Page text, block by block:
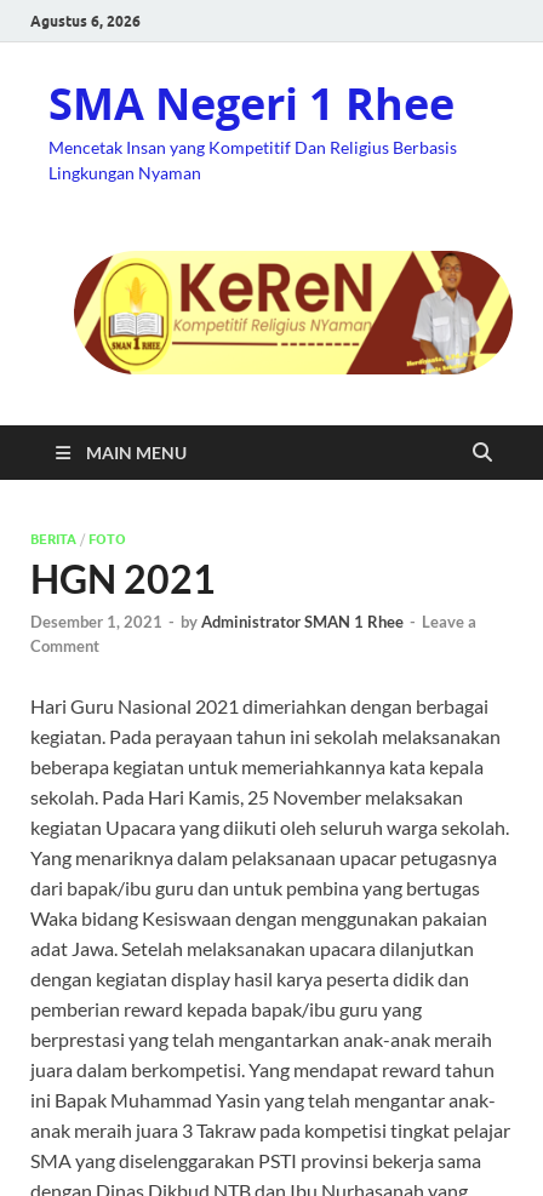
Agustus 6, 2026
SMA Negeri 1 Rhee
Mencetak Insan yang Kompetitif Dan Religius Berbasis
Lingkungan Nyaman
MAIN MENU
BERITA / FOTO
HGN 2021
Desember 1, 2021 - byAdministrator SMAN 1 Rhee - Leave a
Comment
Hari Guru Nasional 2021 dimeriahkan dengan berbagai
kegiatan. Pada perayaan tahun ini sekolah melaksanakan
beberapa kegiatan untuk memeriahkannya kata kepala
sekolah. Pada Hari Kamis, 25 November melaksakan
kegiatan Upacara yang diikuti oleh seluruh warga sekolah.
Yang menariknya dalam pelaksanaan upacar petugasnya
dari bapak/ibu guru dan untuk pembina yang bertugas
Waka bidang Kesiswaan dengan menggunakan pakaian
adat Jawa. Setelah melaksanakan upacara dilanjutkan
dengan kegiatan display hasil karya peserta didik dan
pemberian reward kepada bapak/ibu guru yang
berprestasi yang telah mengantarkan anak-anak meraih
juara dalam berkompetisi. Yang mendapat reward tahun
ini Bapak Muhammad Yasin yang telah mengantar anak-
anak meraih juara 3 Takraw pada kompetisi tingkat pelajar
SMA yang diselenggarakan PSTI provinsi bekerja sama
dengan Dinas Dikbud NTB dan Ibu Nurhasanah yang